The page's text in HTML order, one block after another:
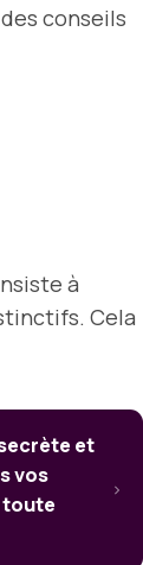
conseils
à
Cela
et
vos
toute